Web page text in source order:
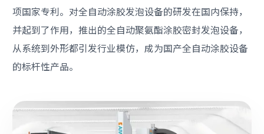
项国家专利。对全自动涂胶发泡设备的研发在国内保持，
并起到了作用，推出的全自动聚氨酯涂胶密封发泡设备，
从系统到外形都引发行业模仿，成为国产全自动涂胶设备
的标杆性产品。